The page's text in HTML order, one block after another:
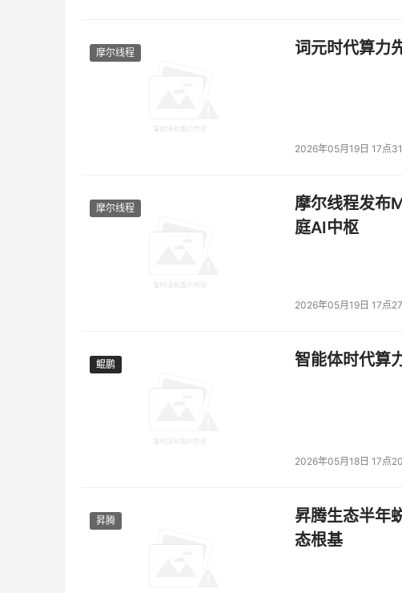
摩尔线程 词元时代算力
2026年05月19日 17点
摩尔线程
摩尔线程发布
庭AI中枢
2026年05月19日 17点
鲲鹏
鲲鹏 智能体时代算
2026年05月18日 17点
昇腾
昇腾生态半年
态根基